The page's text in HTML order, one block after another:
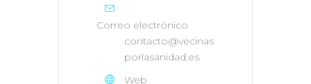
Correo electrónico
contacto@vecinas
porlasanidad.es
Web